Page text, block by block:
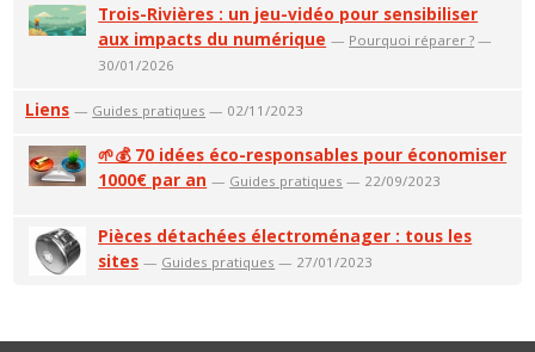
Trois-Rivières : un jeu-vidéo pour sensibiliser
aux impacts du numérique — Pourquoi réparer ? —
30/01/2026
Liens — Guides pratiques — 02/11/2023
🌱💰 70 idées éco-responsables pour économiser
1000€ par an — Guides pratiques — 22/09/2023
Pièces détachées électroménager : tous les
sites — Guides pratiques — 27/01/2023